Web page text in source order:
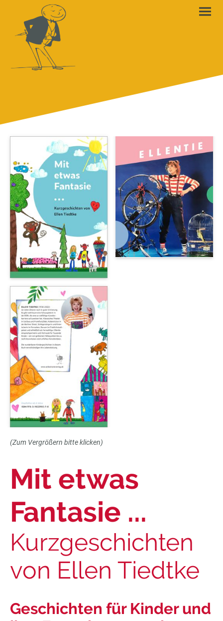
(Zum Vergrößern bitte klicken)
Mit etwas
Fantasie ...
Kurzgeschichten
von Ellen Tiedtke
Geschichten für Kinder und